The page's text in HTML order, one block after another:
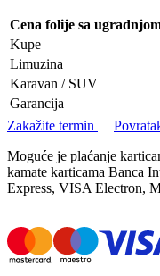
Cena folije sa
Kupe
Limuzina
Karavan / SUV
Garancija
Zakažite termin
Moguće je plaćanje
kamate karticama Banca
Express, VISA Electron,